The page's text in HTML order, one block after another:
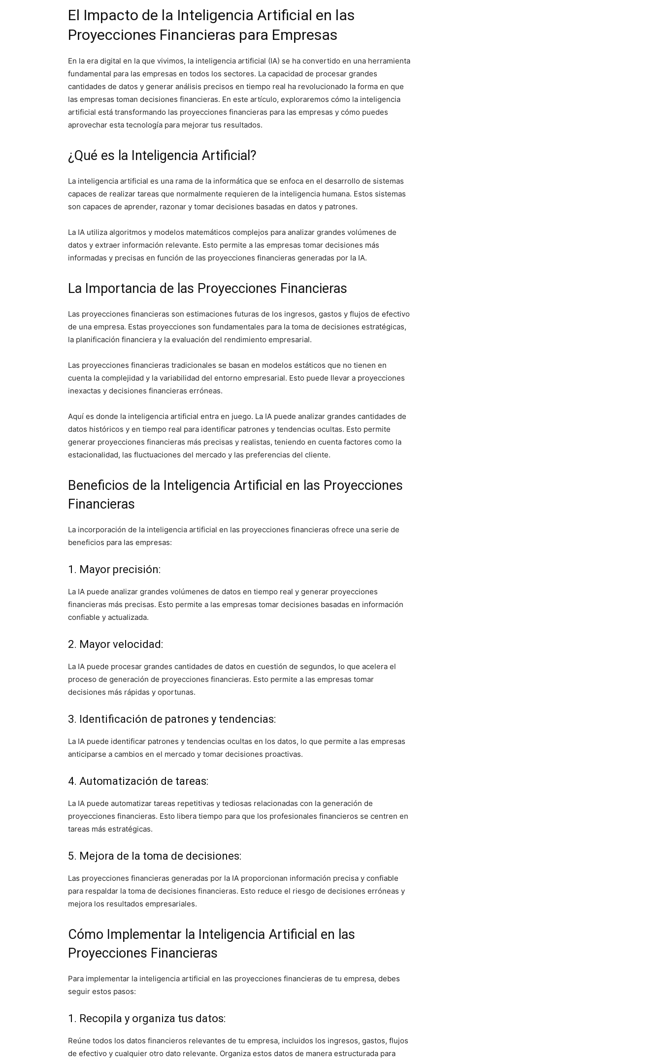
El Impacto de la Inteligencia Artificial en las
Proyecciones Financieras para Empresas
En la era digital en la que vivimos, la inteligencia artificial (IA) se ha convertido en una herramienta
fundamental para las empresas en todos los sectores. La capacidad de procesar grandes
cantidades de datos y generar análisis precisos en tiempo real ha revolucionado la forma en que
las empresas toman decisiones financieras. En este artículo, exploraremos cómo la inteligencia
artificial está transformando las proyecciones financieras para las empresas y cómo puedes
aprovechar esta tecnología para mejorar tus resultados.
¿Qué es la Inteligencia Artificial?
La inteligencia artificial es una rama de la informática que se enfoca en el desarrollo de sistemas
capaces de realizar tareas que normalmente requieren de la inteligencia humana. Estos sistemas
son capaces de aprender, razonar y tomar decisiones basadas en datos y patrones.
La IA utiliza algoritmos y modelos matemáticos complejos para analizar grandes volúmenes de
datos y extraer información relevante. Esto permite a las empresas tomar decisiones más
informadas y precisas en función de las proyecciones financieras generadas por la IA.
La Importancia de las Proyecciones Financieras
Las proyecciones financieras son estimaciones futuras de los ingresos, gastos y flujos de efectivo
de una empresa. Estas proyecciones son fundamentales para la toma de decisiones estratégicas,
la planificación financiera y la evaluación del rendimiento empresarial.
Las proyecciones financieras tradicionales se basan en modelos estáticos que no tienen en
cuenta la complejidad y la variabilidad del entorno empresarial. Esto puede llevar a proyecciones
inexactas y decisiones financieras erróneas.
Aquí es donde la inteligencia artificial entra en juego. La IA puede analizar grandes cantidades de
datos históricos y en tiempo real para identificar patrones y tendencias ocultas. Esto permite
generar proyecciones financieras más precisas y realistas, teniendo en cuenta factores como la
estacionalidad, las fluctuaciones del mercado y las preferencias del cliente.
Beneficios de la Inteligencia Artificial en las Proyecciones
Financieras
La incorporación de la inteligencia artificial en las proyecciones financieras ofrece una serie de
beneficios para las empresas:
1. Mayor precisión:
La IA puede analizar grandes volúmenes de datos en tiempo real y generar proyecciones
financieras más precisas. Esto permite a las empresas tomar decisiones basadas en información
confiable y actualizada.
2. Mayor velocidad:
La IA puede procesar grandes cantidades de datos en cuestión de segundos, lo que acelera el
proceso de generación de proyecciones financieras. Esto permite a las empresas tomar
decisiones más rápidas y oportunas.
3. Identificación de patrones y tendencias:
La IA puede identificar patrones y tendencias ocultas en los datos, lo que permite a las empresas
anticiparse a cambios en el mercado y tomar decisiones proactivas.
4. Automatización de tareas:
La IA puede automatizar tareas repetitivas y tediosas relacionadas con la generación de
proyecciones financieras. Esto libera tiempo para que los profesionales financieros se centren en
tareas más estratégicas.
5. Mejora de la toma de decisiones:
Las proyecciones financieras generadas por la IA proporcionan información precisa y confiable
para respaldar la toma de decisiones financieras. Esto reduce el riesgo de decisiones erróneas y
mejora los resultados empresariales.
Cómo Implementar la Inteligencia Artificial en las
Proyecciones Financieras
Para implementar la inteligencia artificial en las proyecciones financieras de tu empresa, debes
seguir estos pasos:
1. Recopila y organiza tus datos:
Reúne todos los datos financieros relevantes de tu empresa, incluidos los ingresos, gastos, flujos
de efectivo y cualquier otro dato relevante. Organiza estos datos de manera estructurada para